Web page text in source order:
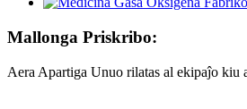
Mallonga Priskribo:
Aera Apartiga Unuo rilatas al ekipaĵo kiu